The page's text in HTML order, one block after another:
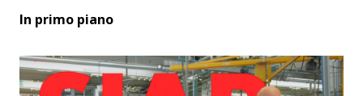
In primo piano